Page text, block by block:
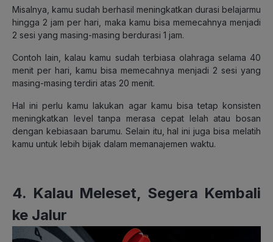
Misalnya, kamu sudah berhasil meningkatkan durasi belajarmu
hingga 2 jam per hari, maka kamu bisa memecahnya menjadi
2 sesi yang masing-masing berdurasi 1 jam.
Contoh lain, kalau kamu sudah terbiasa olahraga selama 40
menit per hari, kamu bisa memecahnya menjadi 2 sesi yang
masing-masing terdiri atas 20 menit.
Hal ini perlu kamu lakukan agar kamu bisa tetap konsisten
meningkatkan level tanpa merasa cepat lelah atau bosan
dengan kebiasaan barumu. Selain itu, hal ini juga bisa melatih
kamu untuk lebih bijak dalam memanajemen waktu.
4. Kalau Meleset, Segera Kembali
ke Jalur